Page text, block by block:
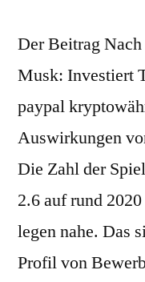
Der Beitrag
Musk: Investiert
paypal
Auswirkungen
Die Zahl der
2.6 auf rund
legen nahe. Das
Profil von